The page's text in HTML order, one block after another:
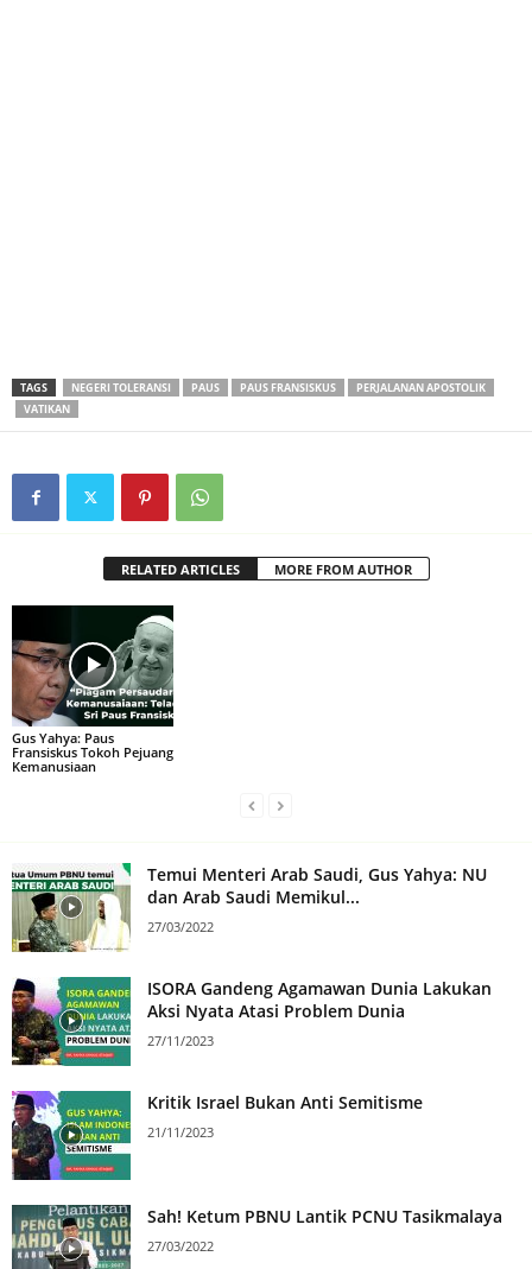
TAGS NEGERI TOLERANSI PAUS PAUS FRANSISKUS
PERJALANAN APOSTOLIK
VATIKAN
RELATED ARTICLES MORE FROM AUTHOR
Gus Yahya: Paus
Fransiskus Tokoh Pejuang
Kemanusiaan
Temui Menteri Arab Saudi, Gus Yahya: NU
dan Arab Saudi Memikul...
27/03/2022
ISORA Gandeng Agamawan Dunia Lakukan
Aksi Nyata Atasi Problem Dunia
27/11/2023
Kritik Israel Bukan Anti Semitisme
21/11/2023
Sah! Ketum PBNU Lantik PCNU Tasikmalaya
27/03/2022